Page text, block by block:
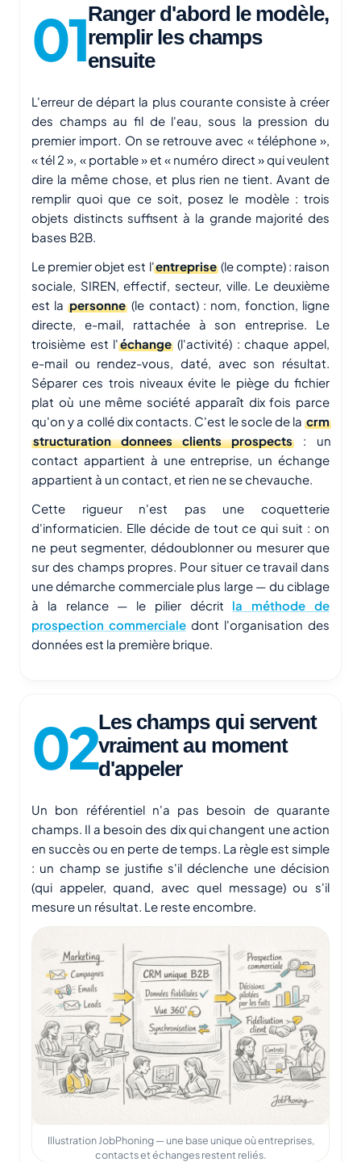
Ranger d'abord le modèle,
remplir les champs
ensuite
L'erreur de départ la plus courante consiste à créer
des champs au fil de l'eau, sous la pression du
premier import. On se retrouve avec « téléphone »,
« tél 2 », « portable » et « numéro direct » qui veulent
dire la même chose, et plus rien ne tient. Avant de
remplir quoi que ce soit, posez le modèle : trois
objets distincts suffisent à la grande majorité des
bases B2B.
Le premier objet est l'entreprise(le compte) : raison
sociale, SIREN, effectif, secteur, ville. Le deuxième
est lapersonne(le contact) : nom, fonction, ligne
directe, e-mail, rattachée à son entreprise. Le
troisième est l'échange(l'activité) : chaque appel,
e-mail ou rendez-vous, daté, avec son résultat.
Séparer ces trois niveaux évite le piège du fichier
plat où une même société apparaît dix fois parce
qu'on y a collé dix contacts. C'est le socle de lacrm
structuration donnees clients prospects: un
contact appartient à une entreprise, un échange
appartient à un contact, et rien ne se chevauche.
Cette rigueur n'est pas une coquetterie
d'informaticien. Elle décide de tout ce qui suit : on
ne peut segmenter, dédoublonner ou mesurer que
sur des champs propres. Pour situer ce travail dans
une démarche commerciale plus large — du ciblage
à la relance — le pilier décrit la méthode de
prospection commerciale dont l'organisation des
données est la première brique.
Les champs qui servent
vraiment au moment
d'appeler
Un bon référentiel n'a pas besoin de quarante
champs. Il a besoin des dix qui changent une action
en succès ou en perte de temps. La règle est simple
: un champ se justifie s'il déclenche une décision
(qui appeler, quand, avec quel message) ou s'il
mesure un résultat. Le reste encombre.
Illustration JobPhoning — une base unique où entreprises,
contacts et échanges restent reliés.